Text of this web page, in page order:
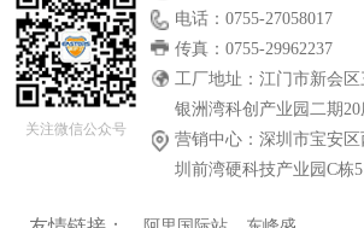
电话：0755-27058017
传真：0755-29962237
工厂地址：江门市新会
银洲湾科创产业园二期20
营销中心：深圳市宝安
圳前湾硬科技产业园C栋
关注微信公众号